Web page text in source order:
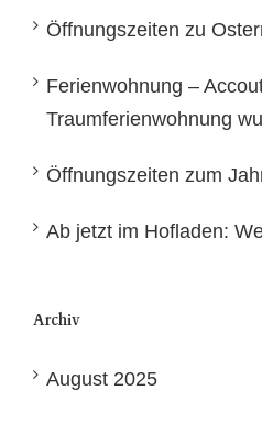
Öffnungszeiten zu
Ferienwohnung –
Traumferienwohnung
Öffnungszeiten zum
Ab jetzt im Hofladen:
Archiv
August 2025